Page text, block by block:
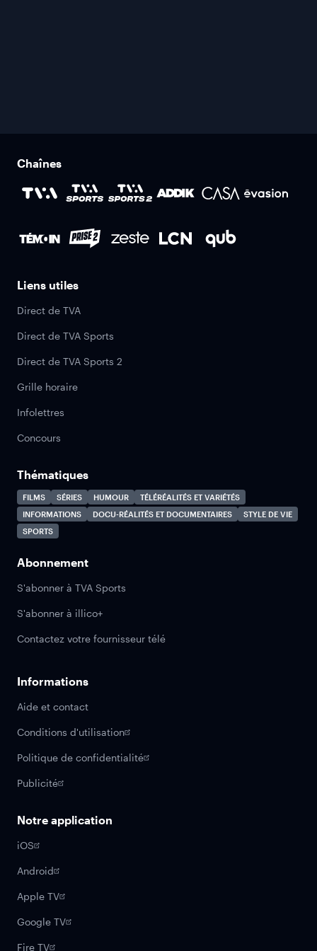
Chaînes
Liens utiles
Direct de TVA
Direct de TVA Sports
Direct de TVA Sports 2
Grille horaire
Infolettres
Concours
Thématiques
FILMS SÉRIES HUMOUR
TÉLÉRÉALITÉS ET VARIÉTÉS
INFORMATIONS
DOCU-RÉALITÉS ET DOCUMENTAIRES
STYLE DE VIE
SPORTS
Abonnement
S'abonner à TVA Sports
S'abonner à illico+
Contactez votre fournisseur télé
Informations
Aide et contact
Conditions d'utilisation
Politique de confidentialité
Publicité
Notre application
iOS
Android
Apple TV
Google TV
Fire TV